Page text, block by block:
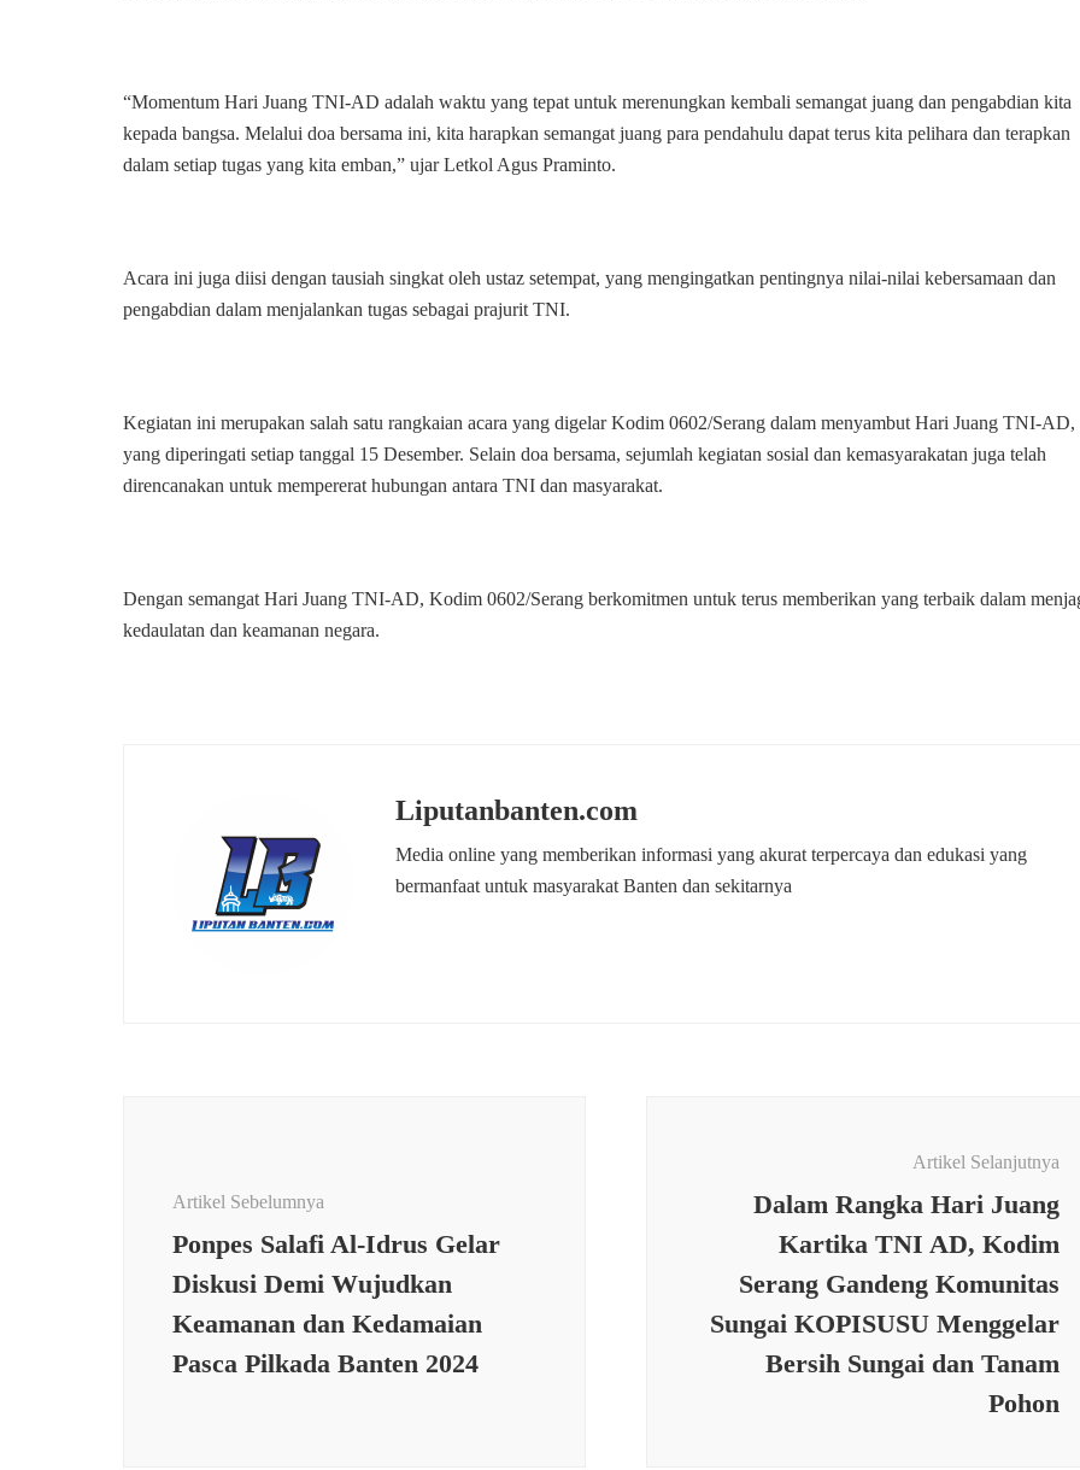
“Momentum Hari Juang TNI-AD adalah waktu yang tepat untuk merenungkan kembali semangat juang dan pengabdian kita
kepada bangsa. Melalui doa bersama ini, kita harapkan semangat juang para pendahulu dapat terus kita pelihara dan terapkan
dalam setiap tugas yang kita emban,” ujar Letkol Agus Praminto.
Acara ini juga diisi dengan tausiah singkat oleh ustaz setempat, yang mengingatkan pentingnya nilai-nilai kebersamaan dan
pengabdian dalam menjalankan tugas sebagai prajurit TNI.
Kegiatan ini merupakan salah satu rangkaian acara yang digelar Kodim 0602/Serang dalam menyambut Hari Juang TNI-AD,
yang diperingati setiap tanggal 15 Desember. Selain doa bersama, sejumlah kegiatan sosial dan kemasyarakatan juga telah
direncanakan untuk mempererat hubungan antara TNI dan masyarakat.
Dengan semangat Hari Juang TNI-AD, Kodim 0602/Serang berkomitmen untuk terus memberikan yang terbaik dalam
kedaulatan dan keamanan negara.
Liputanbanten.com
Media online yang memberikan informasi yang akurat terpercaya dan edukasi yang
bermanfaat untuk masyarakat Banten dan sekitarnya
Artikel Sebelumnya
Ponpes Salafi Al-Idrus Gelar
Diskusi Demi Wujudkan
Keamanan dan Kedamaian
Pasca Pilkada Banten 2024
Artikel Selanjutnya
Dalam Rangka Hari Juang
Kartika TNI AD, Kodim
Serang Gandeng Komunitas
Sungai KOPISUSU Menggelar
Bersih Sungai dan Tanam
Pohon